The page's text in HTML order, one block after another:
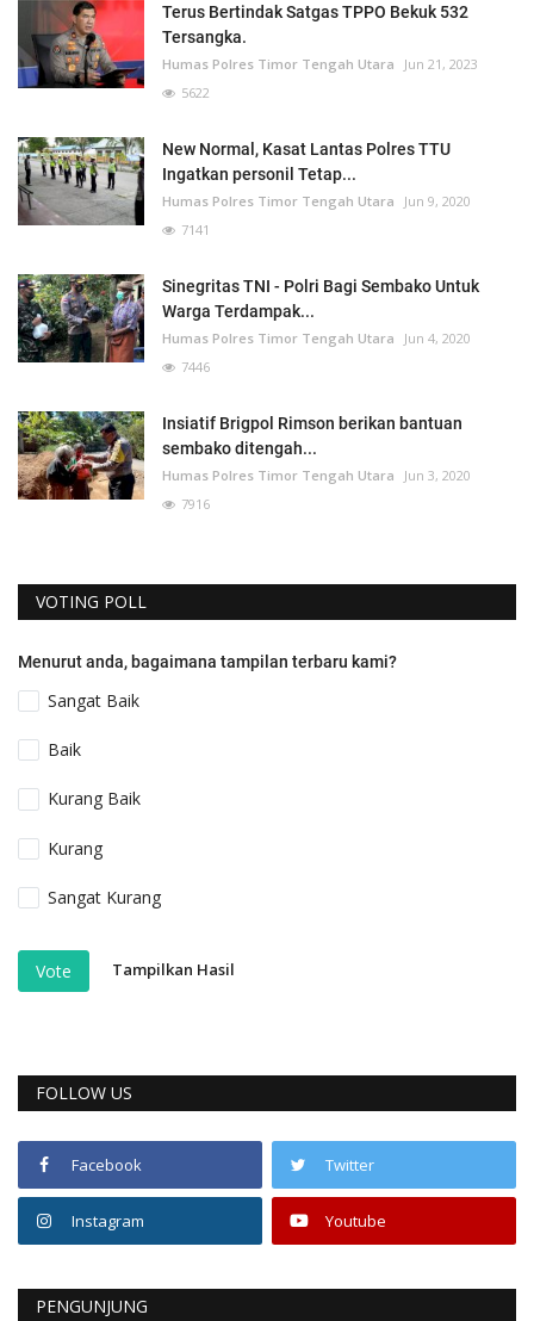
Terus Bertindak Satgas TPPO Bekuk 532
Tersangka.
Humas Polres Timor Tengah Utara
Jun 21, 2023
5622
New Normal, Kasat Lantas Polres TTU
Ingatkan personil Tetap...
Humas Polres Timor Tengah Utara
Jun 9, 2020
7141
Sinegritas TNI - Polri Bagi Sembako Untuk
Warga Terdampak...
Humas Polres Timor Tengah Utara
Jun 4, 2020
7446
Insiatif Brigpol Rimson berikan bantuan
sembako ditengah...
Humas Polres Timor Tengah Utara
Jun 3, 2020
7916
VOTING POLL
Menurut anda, bagaimana tampilan terbaru kami?
Sangat Baik
Baik
Kurang Baik
Kurang
Sangat Kurang
Vote Tampilkan Hasil
FOLLOW US
Facebook Twitter
Instagram Youtube
PENGUNJUNG